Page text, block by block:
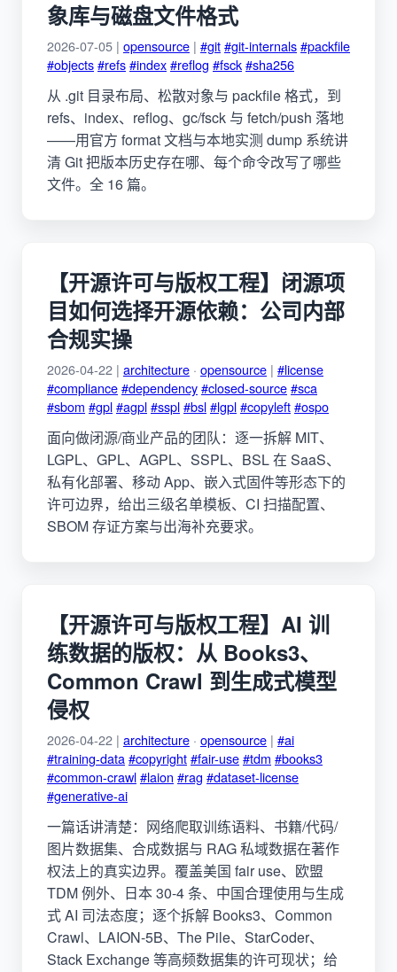
象库与磁盘文件格式
2026-07-05 | opensource | #git#git-internals#packfile
#objects#refs#index#reflog #fsck#sha256
从 .git 目录布局、松散对象与 packfile 格式，到
refs、index、reflog、gc/fsck 与 fetch/push 落地
——用官方 format 文档与本地实测 dump 系统讲
清 Git 把版本历史存在哪、每个命令改写了哪些
文件。全 16 篇。
【开源许可与版权工程】闭源项
目如何选择开源依赖：公司内部
合规实操
2026-04-22 | architecture · opensource | #license
#compliance#dependency#closed-source#sca
#sbom #gpl#agpl#sspl#bsl#lgpl#copyleft#ospo
面向做闭源/商业产品的团队：逐一拆解 MIT、
LGPL、GPL、AGPL、SSPL、BSL 在 SaaS、
私有化部署、移动 App、嵌入式固件等形态下的
许可边界，给出三级名单模板、CI 扫描配置、
SBOM 存证方案与出海补充要求。
【开源许可与版权工程】AI 训
练数据的版权：从 Books3、
Common Crawl 到生成式模型
侵权
2026-04-22 | architecture · opensource | #ai
#training-data#copyright#fair-use#tdm #books3
#common-crawl#laion #rag #dataset-license
#generative-ai
一篇话讲清楚：网络爬取训练语料、书籍/代码/
图片数据集、合成数据与 RAG 私域数据在著作
权法上的真实边界。覆盖美国 fair use、欧盟
TDM 例外、日本 30-4 条、中国合理使用与生成
式 AI 司法态度；逐个拆解 Books3、Common
Crawl、LAION-5B、The Pile、StarCoder、
Stack Exchange 等高频数据集的许可现状；给